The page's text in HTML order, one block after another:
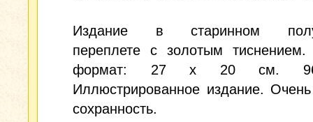
Издание в старинном
переплете с золотым
формат: 27 x 20 см.
Иллюстрированное издание.
сохранность.